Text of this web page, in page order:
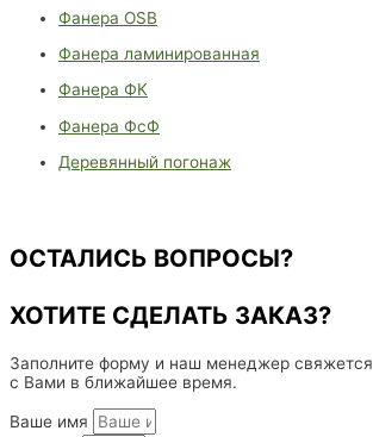
Фанера OSB
Фанера ламинированная
Фанера ФК
Фанера ФсФ
Деревянный погонаж
ОСТАЛИСЬ ВОПРОСЫ?
ХОТИТЕ СДЕЛАТЬ ЗАКАЗ?
Заполните форму и наш менеджер свяжется
с Вами в ближайшее время.
Ваше имя